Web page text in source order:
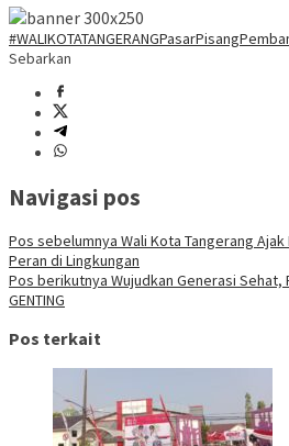
#WALIKOTATANGERANGPasarPisang
Sebarkan
Navigasi pos
Pos sebelumnya Wali Kota Tangerang
Peran di Lingkungan
Pos berikutnya Wujudkan Generasi Sehat,
GENTING
Pos terkait